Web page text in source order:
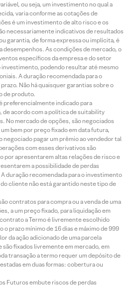
ou seja, um investimento no qual a
varia conforme as cotações de
é um investimento de alto risco e os
necessariamente indicativos de resultados
garantia, de forma expressa ou implícita, é
desempenhos. As condições de mercado, o
específicos da empresa e do setor
investimento, podendo resultar até mesmo
A duração recomendada para o
Não há quaisquer garantias sobre o
de produto.
preferencialmente indicado para
acordo com a política de suitability
No mercado de opções, são negociados
bem por preço fixado em data futura,
pagar um prêmio ao vendedor tal
com esses derivativos são
por apresentarem altas relações de risco e
a possibilidade de perdas
duração recomendada para o investimento
cliente não está garantido neste tipo de
contratos para compra ou a venda de uma
a um preço fixado, para liquidação em
a Termo é livremente escolhido
prazo mínimo de 16 dias e máximo de 999
da ação adicionado de uma parcela
fixados livremente em mercado, em
transação a termo requer um depósito de
em duas formas: cobertura ou
Futuros embute riscos de perdas